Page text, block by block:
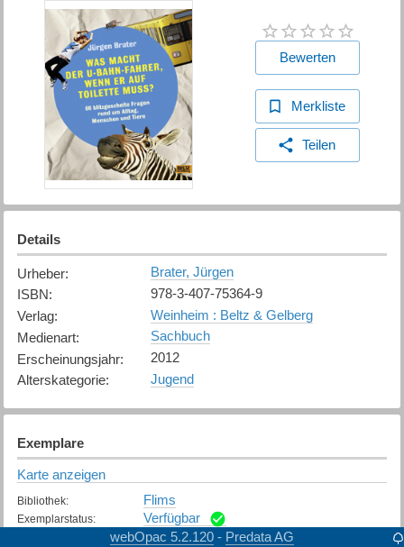
Bewerten
Merkliste
Teilen
Details
Urheber:
Brater, Jürgen
ISBN:
978-3-407-75364-9
Verlag:
Weinheim : Beltz & Gelberg
Medienart:
Sachbuch
Erscheinungsjahr:
2012
Alterskategorie: Jugend
Exemplare
Karte anzeigen
Bibliothek: Flims
Exemplarstatus: Verfügbar
webOpac 5.2.120 - Predata AG